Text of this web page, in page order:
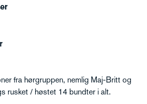
fra hørgruppen, nemlig Maj-Britt og
rusket / høstet 14 bundter i alt.